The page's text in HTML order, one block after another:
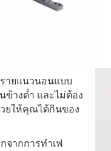
ายแนวนอนแบบ
างต่ำ และไม่ต้อง
ยให้คุณได้กินของ
จากการทำเฟ